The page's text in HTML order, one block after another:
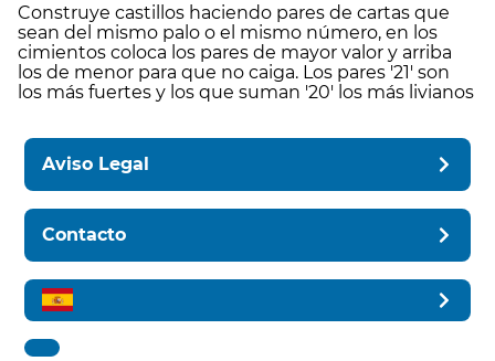
Construye castillos haciendo pares de cartas que
sean del mismo palo o el mismo número, en los
cimientos coloca los pares de mayor valor y arriba
los de menor para que no caiga. Los pares '21' son
los más fuertes y los que suman '20' los más livianos
Aviso Legal
Contacto